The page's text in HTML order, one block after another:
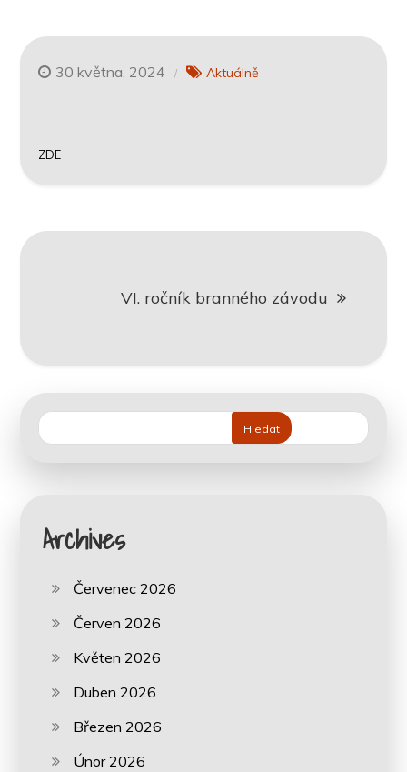
30 května, 2024 Aktuálně
ZDE
příspěvek
VI. ročník branného závodu
Hledat
Archives
Červenec 2026
Červen 2026
Květen 2026
Duben 2026
Březen 2026
Únor 2026